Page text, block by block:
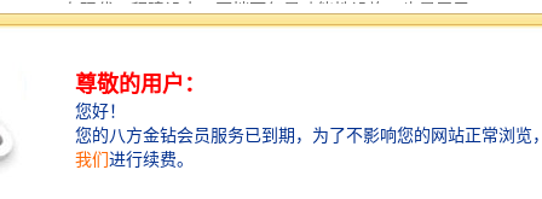
在现代工程建设中，围挡不仅是功能性设施，也是展示
我们注重产品的创新设计，在保证安全实用的基础上，
融入美观元素。
客户可根据需要选择不同颜色、图案的围挡板，甚至定